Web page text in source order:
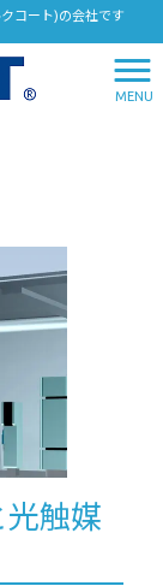
コート)の会社です
MENU
光触媒